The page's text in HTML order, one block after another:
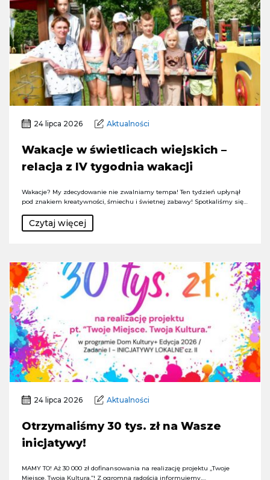
24 lipca 2026 Aktualności
Wakacje w świetlicach wiejskich –
relacja z IV tygodnia wakacji
Wakacje? My zdecydowanie nie zwalniamy tempa! Ten tydzień upłynął
pod znakiem kreatywności, śmiechu i świetnej zabawy! Spotkaliśmy się…
Czytaj więcej
24 lipca 2026 Aktualności
Otrzymaliśmy 30 tys. zł na Wasze
inicjatywy!
MAMY TO! Aż 30 000 zł dofinansowania na realizację projektu „Twoje
Miejsce. Twoja Kultura.”! Z ogromną radością informujemy,…